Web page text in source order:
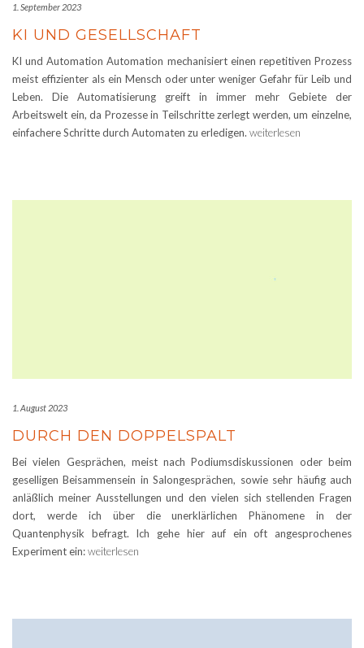
1. September 2023
KI UND GESELLSCHAFT
KI und Automation Automation mechanisiert einen repetitiven Prozess
meist effizienter als ein Mensch oder unter weniger Gefahr für Leib und
Leben. Die Automatisierung greift in immer mehr Gebiete der
Arbeitswelt ein, da Prozesse in Teilschritte zerlegt werden, um einzelne,
einfachere Schritte durch Automaten zu erledigen. weiterlesen
1. August 2023
DURCH DEN DOPPELSPALT
Bei vielen Gesprächen, meist nach Podiumsdiskussionen oder beim
geselligen Beisammensein in Salongesprächen, sowie sehr häufig auch
anläßlich meiner Ausstellungen und den vielen sich stellenden Fragen
dort, werde ich über die unerklärlichen Phänomene in der
Quantenphysik befragt. Ich gehe hier auf ein oft angesprochenes
Experiment ein:weiterlesen